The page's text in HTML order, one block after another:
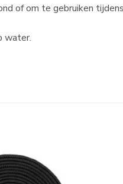
of om te gebruiken
water.